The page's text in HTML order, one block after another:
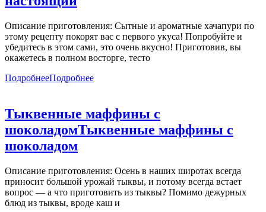
Описание приготовления: Сытные и ароматные хачапури по
этому рецепту покорят вас с первого укуса! Попробуйте и
убедитесь в этом сами, это очень вкусно! Приготовив, вы
окажетесь в полном восторге, тесто
ПодробнееПодробнее
Тыквенные маффины с
шоколадомТыквенные маффины с
шоколадом
Описание приготовления: Осень в наших широтах всегда
приносит большой урожай тыквы, и потому всегда встает
вопрос — а что приготовить из тыквы? Помимо дежурных
блюд из тыквы, вроде каш и